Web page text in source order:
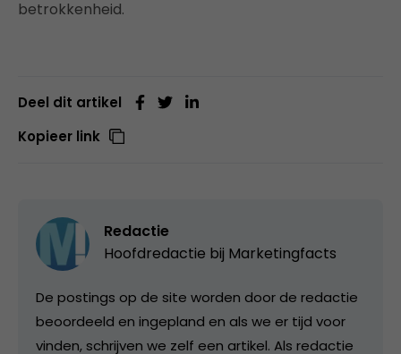
betrokkenheid.
Deel dit artikel
Kopieer link
Redactie
Hoofdredactie bij Marketingfacts
De postings op de site worden door de redactie
beoordeeld en ingepland en als we er tijd voor
vinden, schrijven we zelf een artikel. Als redactie